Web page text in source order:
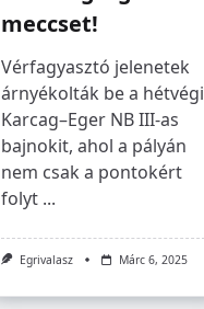
meccset!
Vérfagyasztó jelenetek
árnyékolták be a hétvégi
Karcag–Eger NB III-as
bajnokit, ahol a pályán
nem csak a pontokért
folyt ...
Egrivalasz Márc 6, 2025